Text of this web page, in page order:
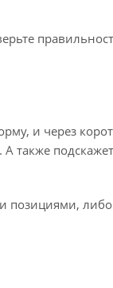
и через
также
позициями, либо